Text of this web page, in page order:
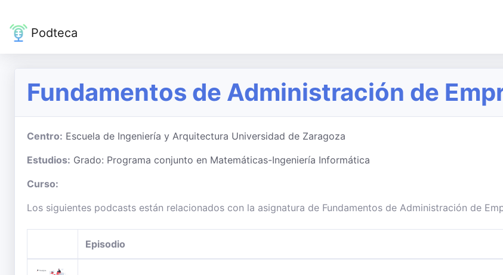
Podteca
Fundamentos de Administración de
Centro: Escuela de Ingeniería y Arquitectura Universidad de Zaragoza
Estudios: Grado: Programa conjunto en Matemáticas-Ingeniería Informática
Curso:
Los siguientes podcasts están relacionados con la asignatura de Fundamentos de Administración de
Episodio